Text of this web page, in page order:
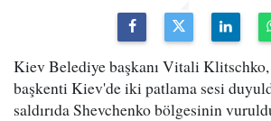
Kiev Belediye başkanı Vitali Klitschko,
başkenti Kiev'de iki patlama sesi
saldırıda Shevchenko bölgesinin